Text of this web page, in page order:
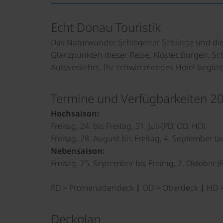
Echt Donau Touristik
Das Naturwunder Schlögener Schlinge und
Glanzpunkten dieser Reise. Klöster, Burgen,
Autoverkehrs. Ihr schwimmendes Hotel
Termine und Verfügbarkeiten
Hochsaison:
Freitag, 24. bis Freitag, 31. Juli (PD, OD, HD)
Freitag, 28. August bis Freitag, 4. September
Nebensaison:
Freitag, 25. September bis Freitag, 2. Oktober
PD = Promenadendeck | OD = Oberdeck | HD
Deckplan